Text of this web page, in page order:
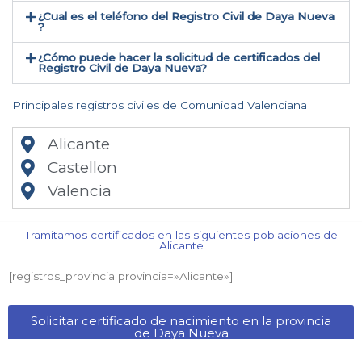
¿Cual es el teléfono del Registro Civil de Daya Nueva​
?
¿Cómo puede hacer la solicitud de certificados del
Registro Civil de Daya Nueva​?
Principales registros civiles de Comunidad Valenciana
Alicante
Castellon
Valencia
Tramitamos certificados en las siguientes poblaciones de
Alicante​
[registros_provincia provincia=»Alicante​»]
Solicitar certificado de nacimiento en la provincia
de Daya Nueva​